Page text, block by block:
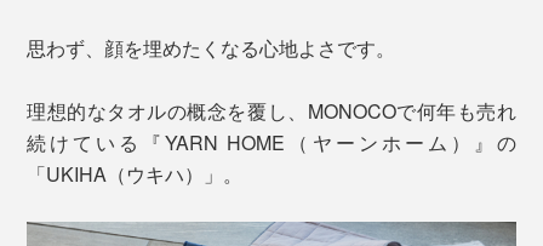
思わず、顔を埋めたくなる心地よさです。
理想的なタオルの概念を覆し、MONOCOで何年も売れ
続けている『YARN HOME（ヤーンホーム）』の
「UKIHA（ウキハ）」。